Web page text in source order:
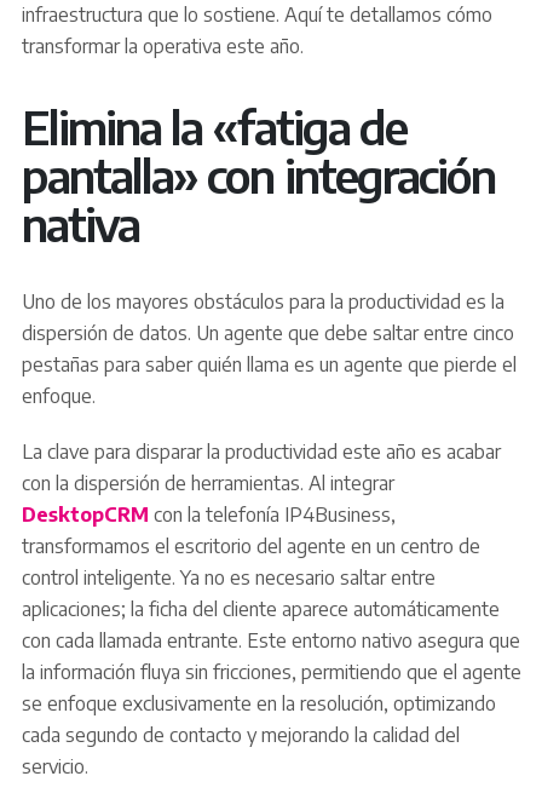
infraestructura que lo sostiene. Aquí te detallamos cómo
transformar la operativa este año.
Elimina la «fatiga de
pantalla» con integración
nativa
Uno de los mayores obstáculos para la productividad es la
dispersión de datos. Un agente que debe saltar entre cinco
pestañas para saber quién llama es un agente que pierde el
enfoque.
La clave para disparar la productividad este año es acabar
con la dispersión de herramientas. Al integrar
DesktopCRM con la telefonía IP4Business,
transformamos el escritorio del agente en un centro de
control inteligente. Ya no es necesario saltar entre
aplicaciones; la ficha del cliente aparece automáticamente
con cada llamada entrante. Este entorno nativo asegura que
la información fluya sin fricciones, permitiendo que el agente
se enfoque exclusivamente en la resolución, optimizando
cada segundo de contacto y mejorando la calidad del
servicio.